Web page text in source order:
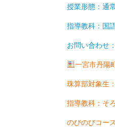
授業形態：通
指導教科：国
お問い合わせ
一宮市丹陽
珠算部対象生
指導教科：そ
のびのびコー